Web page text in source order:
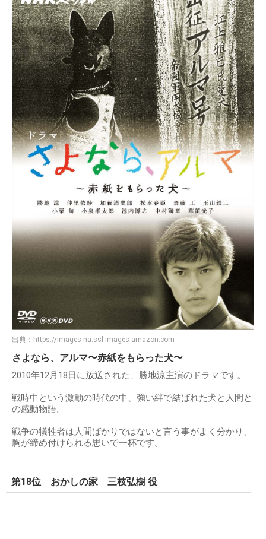
出典： https://images-na.ssl-images-amazon.com
さよなら、アルマ〜赤紙をもらった犬〜
2010年12月18日に放送された、勝地涼主演のドラマです。
戦時中という激動の時代の中、強い絆で結ばれた犬と人間と
の感動物語。
戦争の犠牲者は人間ばかりではないと言う事がよく分かり、
胸が締め付けられる思いで一杯です。
第18位 おかしの家 三枝弘樹 役